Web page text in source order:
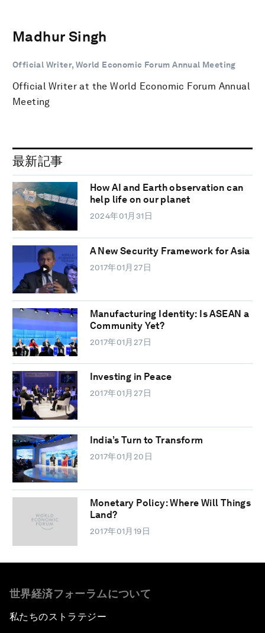
Madhur Singh
Official Writer, World Economic Forum Annual Meeting
Official Writer at the World Economic Forum Annual
Meeting
最新記事
How AI and Earth observation can
help life on our planet
2024年01月31日
A New Security Framework for Asia
2017年01月27日
Manufacturing Identity: Is ASEAN a
Community Yet?
2017年01月27日
Investing in Peace
2017年01月27日
India’s Turn to Transform
2017年01月20日
Monetary Policy: Where Will Things
Land?
2017年01月19日
世界経済フォーラムについて
私たちのストラテジー